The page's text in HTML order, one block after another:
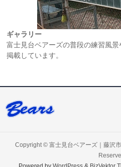
ギャラリー
富士見台ベアーズの普段の練習風景
掲載しています。
Copyright ©富士見台ベアーズ｜藤沢